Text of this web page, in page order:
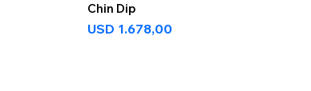
Chin Dip
USD 1.678,00